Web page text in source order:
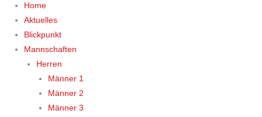
Home
Aktuelles
Blickpunkt
Mannschaften
Herren
Männer 1
Männer 2
Männer 3